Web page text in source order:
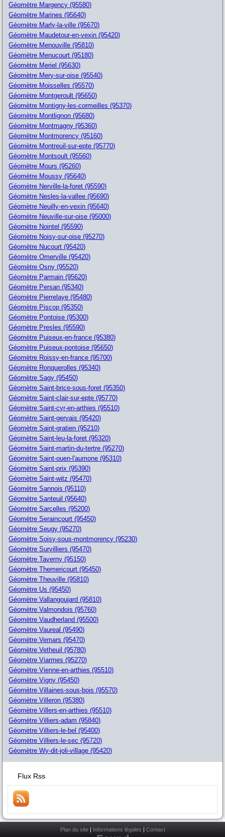
Géomètre Margency (95580)
Géomètre Marines (95640)
Géomètre Marly-la-ville (95670)
Géomètre Maudetour-en-vexin (95420)
Géomètre Menouville (95810)
Géomètre Menucourt (95180)
Géomètre Meriel (95630)
Géomètre Mery-sur-oise (95540)
Géomètre Moisselles (95570)
Géomètre Montgeroult (95650)
Géomètre Montigny-les-cormeilles (95370)
Géomètre Montlignon (95680)
Géomètre Montmagny (95360)
Géomètre Montmorency (95160)
Géomètre Montreuil-sur-epte (95770)
Géomètre Montsoult (95560)
Géomètre Mours (95260)
Géomètre Moussy (95640)
Géomètre Nerville-la-foret (95590)
Géomètre Nesles-la-vallee (95690)
Géomètre Neuilly-en-vexin (95640)
Géomètre Neuville-sur-oise (95000)
Géomètre Nointel (95590)
Géomètre Noisy-sur-oise (95270)
Géomètre Nucourt (95420)
Géomètre Omerville (95420)
Géomètre Osny (95520)
Géomètre Parmain (95620)
Géomètre Persan (95340)
Géomètre Pierrelaye (95480)
Géomètre Piscop (95350)
Géomètre Pontoise (95300)
Géomètre Presles (95590)
Géomètre Puiseux-en-france (95380)
Géomètre Puiseux-pontoise (95650)
Géomètre Roissy-en-france (95700)
Géomètre Ronquerolles (95340)
Géomètre Sagy (95450)
Géomètre Saint-brice-sous-foret (95350)
Géomètre Saint-clair-sur-epte (95770)
Géomètre Saint-cyr-en-arthies (95510)
Géomètre Saint-gervais (95420)
Géomètre Saint-gratien (95210)
Géomètre Saint-leu-la-foret (95320)
Géomètre Saint-martin-du-tertre (95270)
Géomètre Saint-ouen-l'aumone (95310)
Géomètre Saint-prix (95390)
Géomètre Saint-witz (95470)
Géomètre Sannois (95110)
Géomètre Santeuil (95640)
Géomètre Sarcelles (95200)
Géomètre Seraincourt (95450)
Géomètre Seugy (95270)
Géomètre Soisy-sous-montmorency (95230)
Géomètre Survilliers (95470)
Géomètre Taverny (95150)
Géomètre Themericourt (95450)
Géomètre Theuville (95810)
Géomètre Us (95450)
Géomètre Vallangoujard (95810)
Géomètre Valmondois (95760)
Géomètre Vaudherland (95500)
Géomètre Vaureal (95490)
Géomètre Vemars (95470)
Géomètre Vetheuil (95780)
Géomètre Viarmes (95270)
Géomètre Vienne-en-arthies (95510)
Géomètre Vigny (95450)
Géomètre Villaines-sous-bois (95570)
Géomètre Villeron (95380)
Géomètre Villers-en-arthies (95510)
Géomètre Villiers-adam (95840)
Géomètre Villiers-le-bel (95400)
Géomètre Villiers-le-sec (95720)
Géomètre Wy-dit-joli-village (95420)
Flux Rss
Plan du site| Informations légales | Contact